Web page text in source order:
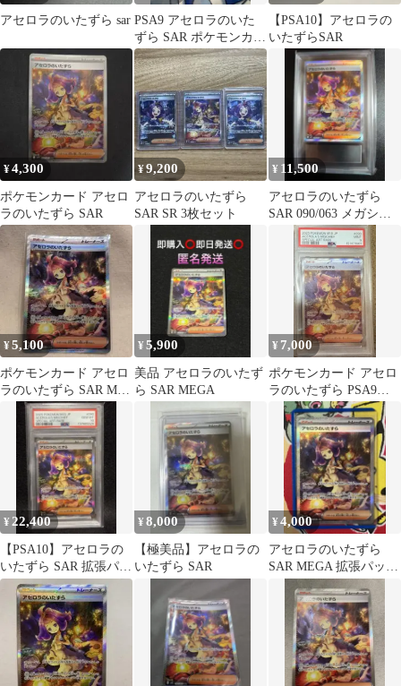
アセロラのいたずら sar PSA9 アセロラのいた
ずら SAR ポケモンカー
ド 日本支社
【PSA10】アセロラの
いたずらSAR
¥4,300
ポケモンカード アセロ
ラのいたずら SAR
¥9,200
アセロラのいたずら
SAR SR 3枚セット
¥ 11,500
アセロラのいたずら
SAR 090/063 メガシン
フォニア ARS10
¥5,100
ポケモンカード アセロ
ラのいたずら SAR M1S
090/063
¥5,900
美品 アセロラのいたず
ら SAR MEGA
¥ 7,000
ポケモンカード アセロ
ラのいたずら PSA9
SAR
¥22,400
【PSA10】アセロラの
いたずら SAR 拡張パッ
ク メガシンフォニア
¥8,000
【極美品】アセロラの
いたずら SAR
¥4,000
アセロラのいたずら
SAR MEGA 拡張パック